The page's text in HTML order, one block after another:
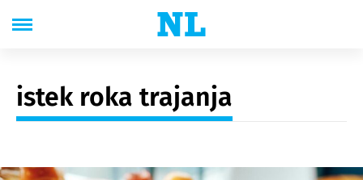
istek roka trajanja